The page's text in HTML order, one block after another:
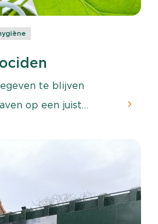
te blijven
op een juist
in de teelt.